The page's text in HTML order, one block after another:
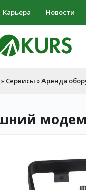
Карьера Новости
» Сервисы »Аренда
модем